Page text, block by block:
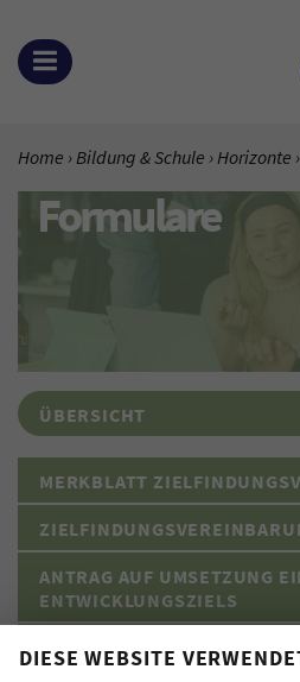
DIESE WEBSITE
Zum Inhalt springen
MENÜ ÖFFNEN
SIE BEFINDEN SICH HIER:
Home Bildung & Schule Horizonte
Formulare
ÜBERSICHT
MERKBLATT
ANTRAG AUF UMSETZUNG
ENTWICKLUNGSZIELS
ANTRAG AUF